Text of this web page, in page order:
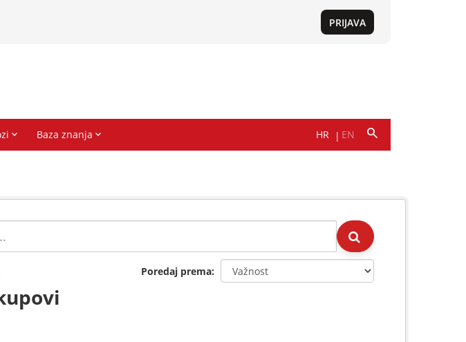
Poredaj prema